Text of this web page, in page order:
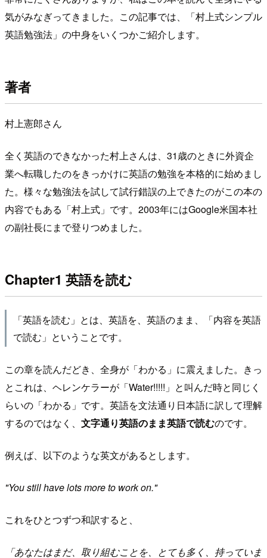
気がみなぎってきました。この記事では、「村上式シンプル
英語勉強法」の中身をいくつかご紹介します。
著者
村上憲郎さん
全く英語のできなかった村上さんは、31歳のときに外資企
業へ転職したのをきっかけに英語の勉強を本格的に始めまし
た。様々な勉強法を試して試行錯誤の上できたのがこの本の
内容でもある「村上式」です。2003年にはGoogle米国本社
の副社長にまで登りつめました。
Chapter1 英語を読む
「英語を読む」とは、英語を、英語のまま、「内容を英語
で読む」ということです。
この章を読んだどき、全身が「わかる」に震えました。きっ
とこれは、ヘレンケラーが「Water!!!!!」と叫んだ時と同じく
らいの「わかる」です。英語を文法通り日本語に訳して理解
するのではなく、 文字通り英語のまま英語で読むのです。
例えば、以下のような英文があるとします。
"You still have lots more to work on."
これをひとつずつ和訳すると、
「あなたはまだ、取り組むことを、とても多く、持っていま